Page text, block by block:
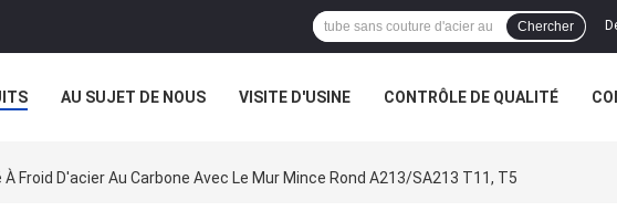
Chercher
AU SUJET DE NOUS VISITE D'USINE CONTRÔLE DE QUALITÉ
Froid D'acier Au Carbone Avec Le Mur Mince Rond A213/SA213 T11, T5